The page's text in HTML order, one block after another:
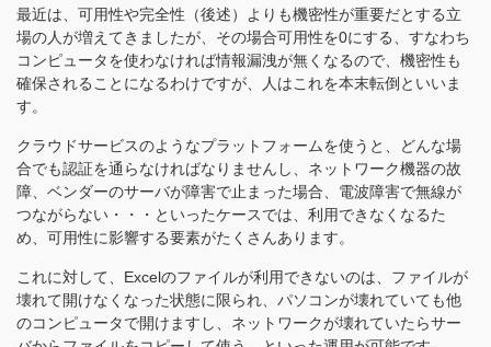
最近は、可用性や完全性（後述）よりも機密性が重要だとする立
場の人が増えてきましたが、その場合可用性を0にする、すなわち
コンピュータを使わなければ情報漏洩が無くなるので、機密性も
確保されることになるわけですが、人はこれを本末転倒といいま
す。
クラウドサービスのようなプラットフォームを使うと、どんな場
合でも認証を通らなければなりませんし、ネットワーク機器の故
障、ベンダーのサーバが障害で止まった場合、電波障害で無線が
つながらない・・・といったケースでは、利用できなくなるた
め、可用性に影響する要素がたくさんあります。
これに対して、Excelのファイルが利用できないのは、ファイルが
壊れて開けなくなった状態に限られ、パソコンが壊れていても他
のコンピュータで開けますし、ネットワークが壊れていたらサー